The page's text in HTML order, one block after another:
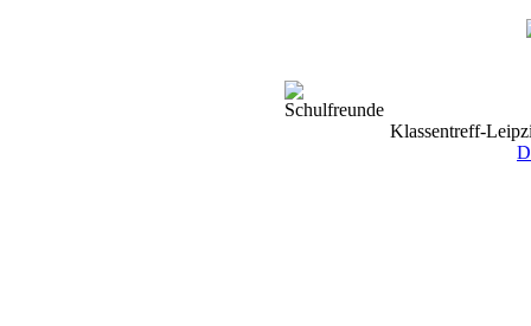
Klassentreff-